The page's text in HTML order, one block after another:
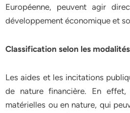
Européenne, peuvent agir
développement économique et
Classification selon les
Les aides et les incitations
de nature financière. En
matérielles ou en nature, qui